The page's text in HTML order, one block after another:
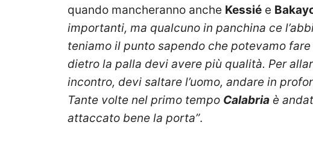
quando mancheranno anche Kessié e
importanti, ma qualcuno in panchina ce
teniamo il punto sapendo che potevamo
dietro la palla devi avere più qualità. Per
incontro, devi saltare l’uomo, andare in
Tante volte nel primo tempo Calabria è
attaccato bene la porta”.